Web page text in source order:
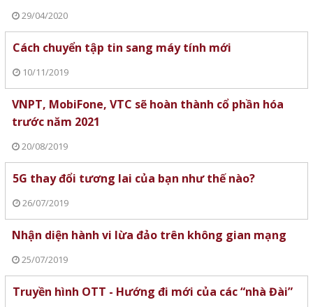
29/04/2020
Cách chuyển tập tin sang máy tính mới
10/11/2019
VNPT, MobiFone, VTC sẽ hoàn thành cổ phần hóa
trước năm 2021
20/08/2019
5G thay đổi tương lai của bạn như thế nào?
26/07/2019
Nhận diện hành vi lừa đảo trên không gian mạng
25/07/2019
Truyền hình OTT - Hướng đi mới của các “nhà Đài”